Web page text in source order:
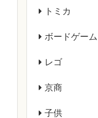
トミカ
ボードゲーム
レゴ
京商
子供